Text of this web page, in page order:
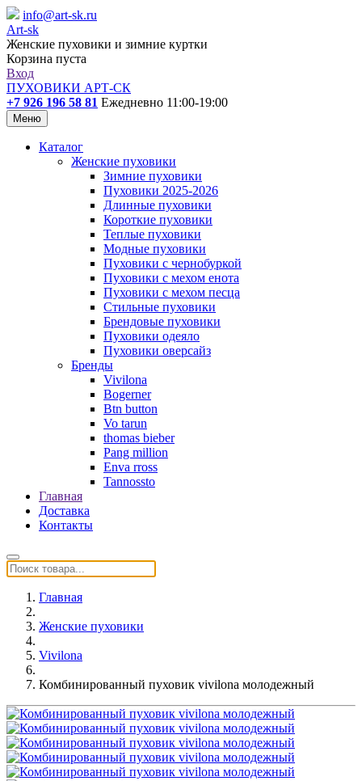
info@art-sk.ru
Art-sk
Женские пуховики и зимние куртки
Корзина пуста
Вход
ПУХОВИКИ АРТ-СК
+7 926 196 58 81 Ежедневно 11:00-19:00
Меню
Каталог
Женские пуховики
Зимние пуховики
Пуховики 2025-2026
Длинные пуховики
Короткие пуховики
Теплые пуховики
Модные пуховики
Пуховики с чернобуркой
Пуховики с мехом енота
Пуховики с мехом песца
Стильные пуховики
Брендовые пуховики
Пуховики одеяло
Пуховики оверсайз
Бренды
Vivilona
Bogerner
Btn button
Vo tarun
thomas bieber
Pang million
Enva rross
Tannossto
Главная
Доставка
Контакты
Главная
Женские пуховики
Vivilona
Комбинированный пуховик vivilona молодежный